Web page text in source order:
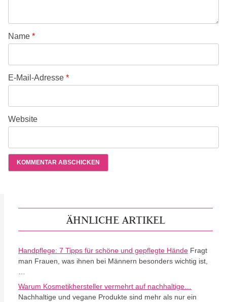
Name *
E-Mail-Adresse *
Website
ÄHNLICHE ARTIKEL
Handpflege: 7 Tipps für schöne und gepflegte Hände Fragt
man Frauen, was ihnen bei Männern besonders wichtig ist,
…
Warum Kosmetikhersteller vermehrt auf nachhaltige…
Nachhaltige und vegane Produkte sind mehr als nur ein